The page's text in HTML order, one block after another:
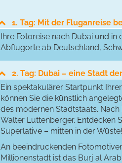
1. Tag: Mit der Fluganreise
Ihre Fotoreise nach Dubai und
Abflugorte ab Deutschland,
2. Tag: Dubai – eine Stadt
Ein spektakulärer Startpunkt
können Sie die künstlich
des modernen Stadtstaats.
Walter Luttenberger. Entdecken
Superlative – mitten in der Wüste!
An beeindruckenden
Millionenstadt ist das Burj al